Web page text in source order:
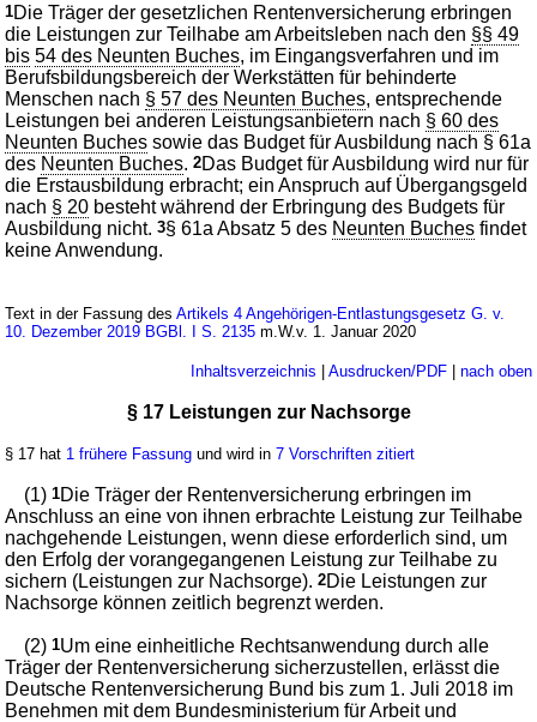
1Die Träger der gesetzlichen Rentenversicherung erbringen
die Leistungen zur Teilhabe am Arbeitsleben nach den §§ 49
bis 54 des Neunten Buches, im Eingangsverfahren und im
Berufsbildungsbereich der Werkstätten für behinderte
Menschen nach § 57 des Neunten Buches, entsprechende
Leistungen bei anderen Leistungsanbietern nach § 60 des
Neunten Buches sowie das Budget für Ausbildung nach § 61a
des Neunten Buches.2Das Budget für Ausbildung wird nur für
die Erstausbildung erbracht; ein Anspruch auf Übergangsgeld
nach § 20 besteht während der Erbringung des Budgets für
Ausbildung nicht.3§ 61a Absatz 5 des Neunten Buches findet
keine Anwendung.
Text in der Fassung desArtikels 4 Angehörigen-Entlastungsgesetz G. v.
10. Dezember 2019 BGBl. I S. 2135 m.W.v. 1. Januar 2020
Inhaltsverzeichnis Ausdrucken/PDF| nach oben
§ 17 Leistungen zur Nachsorge
§ 17 hat 1 frühere Fassung und wird in7 Vorschriften zitiert
(1)1Die Träger der Rentenversicherung erbringen im
Anschluss an eine von ihnen erbrachte Leistung zur Teilhabe
nachgehende Leistungen, wenn diese erforderlich sind, um
den Erfolg der vorangegangenen Leistung zur Teilhabe zu
sichern (Leistungen zur Nachsorge).2Die Leistungen zur
Nachsorge können zeitlich begrenzt werden.
(2)1Um eine einheitliche Rechtsanwendung durch alle
Träger der Rentenversicherung sicherzustellen, erlässt die
Deutsche Rentenversicherung Bund bis zum 1. Juli 2018 im
Benehmen mit dem Bundesministerium für Arbeit und